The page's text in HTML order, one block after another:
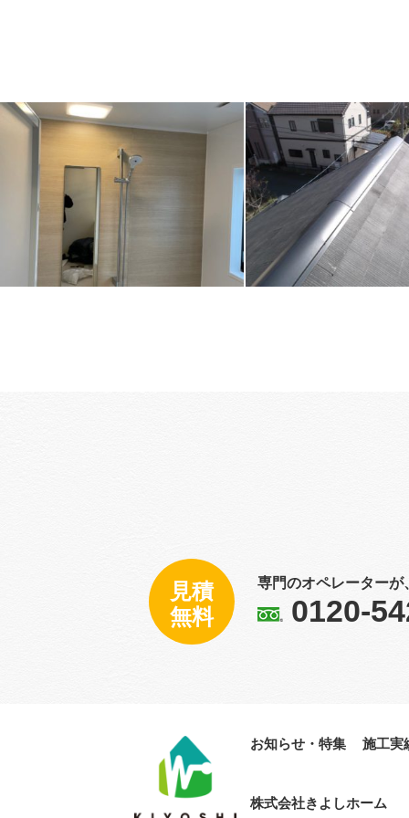
見積
無料
専門のオペレーター
0120-
お知らせ・特集 施工実
株式会社きよし​ホーム